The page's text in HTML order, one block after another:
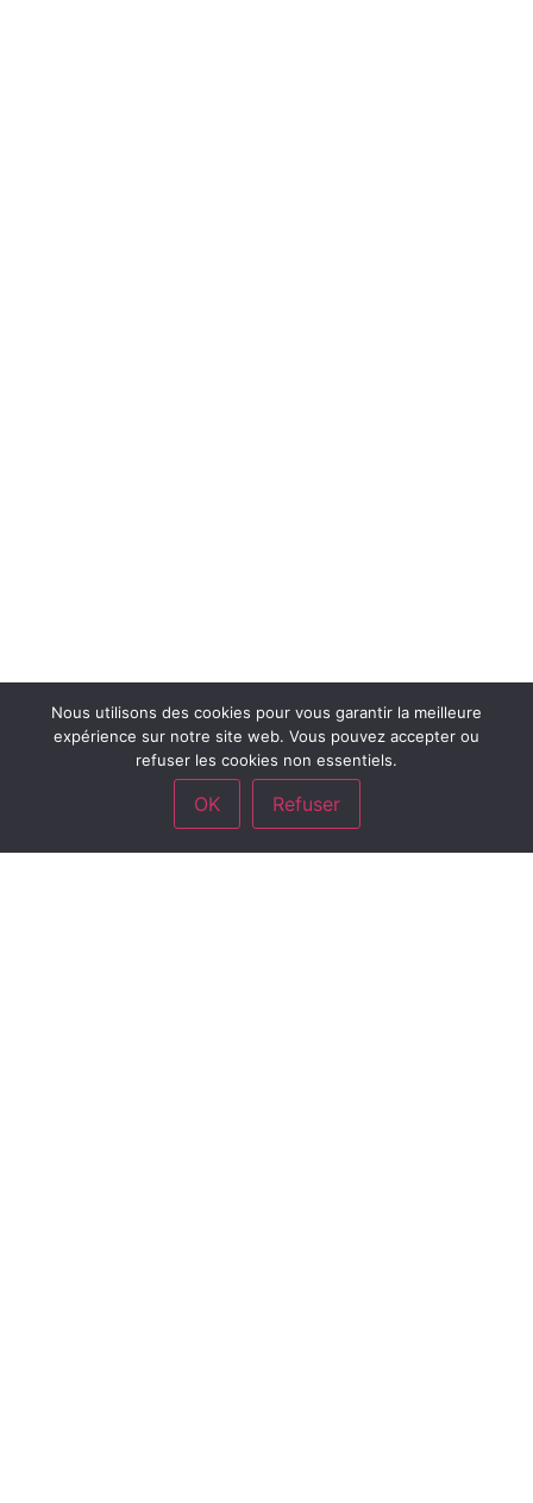
Nous utilisons des cookies pour vous garantir la meilleure
expérience sur notre site web. Vous pouvez accepter ou
refuser les cookies non essentiels.
OK Refuser